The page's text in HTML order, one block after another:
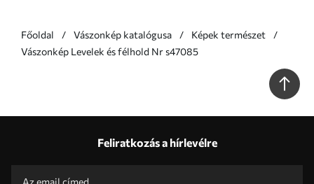
Főoldal Vászonkép katalógusa
Képek természet
Vászonkép Levelek és félhold Nr s47085
Feliratkozás a hírlevélre